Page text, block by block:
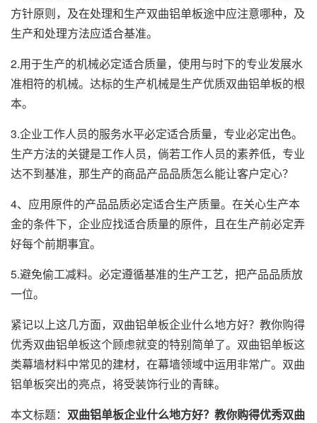
方针原则，及在处理和生产双曲铝单板途中应注意哪种，及
生产和处理方法应适合基准。
2.用于生产的机械必定适合质量，使用与时下的专业发展水
准相符的机械。达标的生产机械是生产优质双曲铝单板的根
本。
3.企业工作人员的服务水平必定适合质量，专业必定出色。
生产方法的关键是工作人员，倘若工作人员的素养低，专业
达不到基准，那生产的商品产品品质怎么能让客户定心？
4、应用原件的产品品质必定适合生产质量。在关心生产本
金的条件下，企业应找适合质量的原件，且在生产前必定弄
好每个前期事宜。
5.避免偷工减料。必定遵循基准的生产工艺，把产品品质放
一位。
紧记以上这几方面，双曲铝单板企业什么地方好？教你购得
优秀双曲铝单板这个顾虑就变的特别简单了。双曲铝单板这
类幕墙材料中常见的建材，在幕墙领域中运用非常广。双曲
铝单板突出的亮点，将受装饰行业的青睐。
本文标题： 双曲铝单板企业什么地方好？教你购得优秀双曲